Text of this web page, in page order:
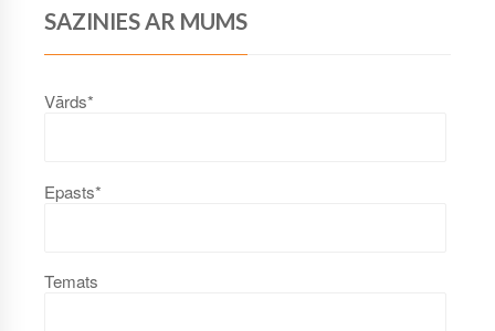
SAZINIES AR MUMS
Vārds*
Epasts*
Temats